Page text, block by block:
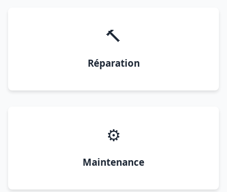
🔨
Réparation
⚙️
Maintenance